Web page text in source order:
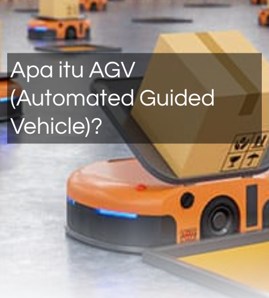
Apa itu AGV
(Automated Guided
Vehicle)?